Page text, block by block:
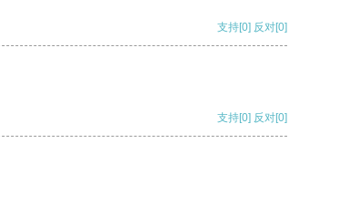
支持[0] 反对[0]
支持[0] 反对[0]